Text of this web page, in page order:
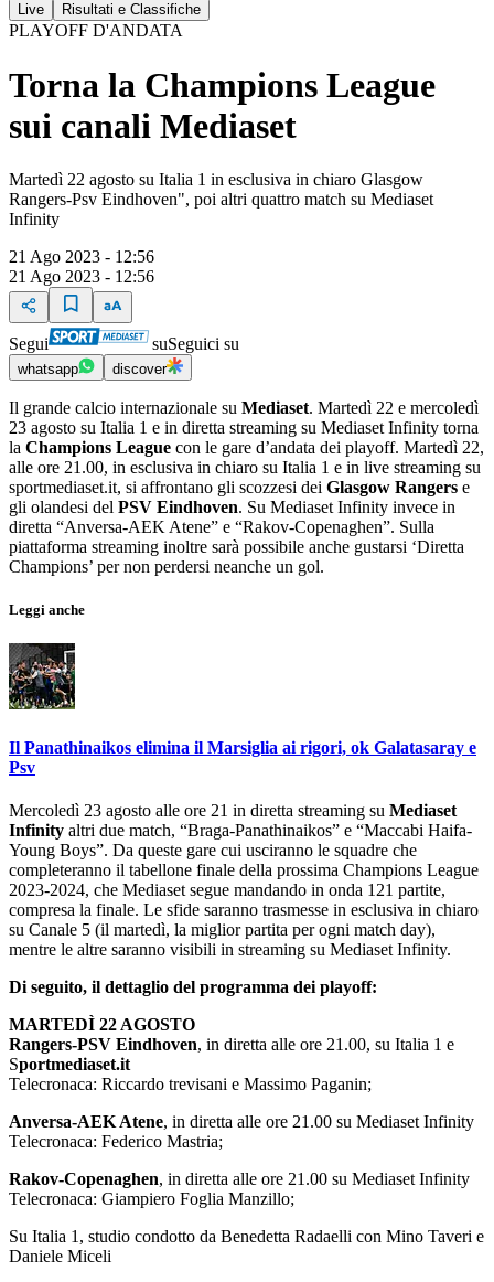
Live
Risultati e Classifiche
PLAYOFF D'ANDATA
Torna la Champions League
sui canali Mediaset
Martedì 22 agosto su Italia 1 in esclusiva in chiaro Glasgow
Rangers-Psv Eindhoven", poi altri quattro match su Mediaset
Infinity
21 Ago 2023 - 12:56
21 Ago 2023 - 12:56
Segui suSeguici su
whatsapp discover
Il grande calcio internazionale su Mediaset. Martedì 22 e mercoledì
23 agosto su Italia 1 e in diretta streaming su Mediaset Infinity torna
la Champions League con le gare d’andata dei playoff. Martedì 22,
alle ore 21.00, in esclusiva in chiaro su Italia 1 e in live streaming su
sportmediaset.it, si affrontano gli scozzesi dei Glasgow Rangers e
gli olandesi del PSV Eindhoven. Su Mediaset Infinity invece in
diretta “Anversa-AEK Atene” e “Rakov-Copenaghen”. Sulla
piattaforma streaming inoltre sarà possibile anche gustarsi ‘Diretta
Champions’ per non perdersi neanche un gol.
Leggi anche
Il Panathinaikos elimina il Marsiglia ai rigori, ok Galatasaray e
Psv
Mercoledì 23 agosto alle ore 21 in diretta streaming su Mediaset
Infinity altri due match, “Braga-Panathinaikos” e “Maccabi Haifa-
Young Boys”. Da queste gare cui usciranno le squadre che
completeranno il tabellone finale della prossima Champions League
2023-2024, che Mediaset segue mandando in onda 121 partite,
compresa la finale. Le sfide saranno trasmesse in esclusiva in chiaro
su Canale 5 (il martedì, la miglior partita per ogni match day),
mentre le altre saranno visibili in streaming su Mediaset Infinity.
Di seguito, il dettaglio del programma dei playoff:
MARTEDÌ 22 AGOSTO
Rangers-PSV Eindhoven, in diretta alle ore 21.00, su Italia 1 e
Sportmediaset.it
Telecronaca: Riccardo trevisani e Massimo Paganin;
Anversa-AEK Atene, in diretta alle ore 21.00 su Mediaset Infinity
Telecronaca: Federico Mastria;
Rakov-Copenaghen, in diretta alle ore 21.00 su Mediaset Infinity
Telecronaca: Giampiero Foglia Manzillo;
Su Italia 1, studio condotto da Benedetta Radaelli con Mino Taveri e
Daniele Miceli